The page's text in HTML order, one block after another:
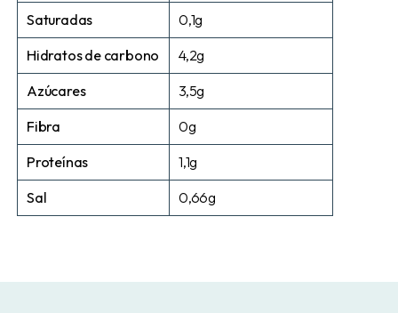
Saturadas
0,1g
Hidratos de carbono
4,2g
Azúcares
3,5g
Fibra
0g
Proteínas
1,1g
Sal
0,66g